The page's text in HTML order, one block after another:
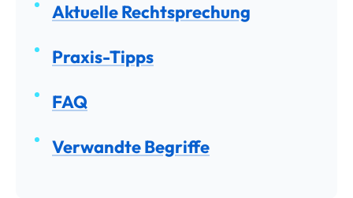
Aktuelle Rechtsprechung
Praxis-Tipps
FAQ
Verwandte Begriffe